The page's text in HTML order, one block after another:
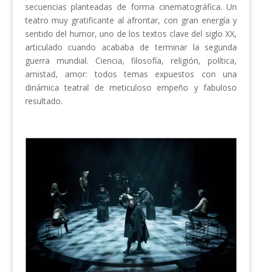
secuencias planteadas de forma cinematográfica. Un
teatro muy gratificante al afrontar, con gran energía y
sentido del humor, uno de los textos clave del siglo XX,
articulado cuando acababa de terminar la segunda
guerra mundial. Ciencia, filosofía, religión, política,
amistad, amor: todos temas expuestos con una
dinámica teatral de meticuloso empeño y fabuloso
resultado.